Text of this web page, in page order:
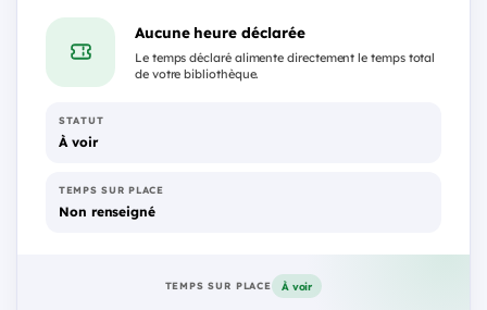
Aucune heure déclarée
Le temps déclaré alimente directement le temps total
de votre bibliothèque.
STATUT
À voir
TEMPS SUR PLACE
Non renseigné
TEMPS SUR PLACE À voir